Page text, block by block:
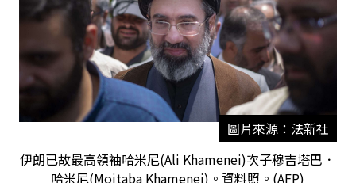
圖片來源：法新社
伊朗已故最高領袖哈米尼(Ali Khamenei)次子穆吉塔巴．
哈米尼(Mojtaba Khamenei)。資料照。(AFP)